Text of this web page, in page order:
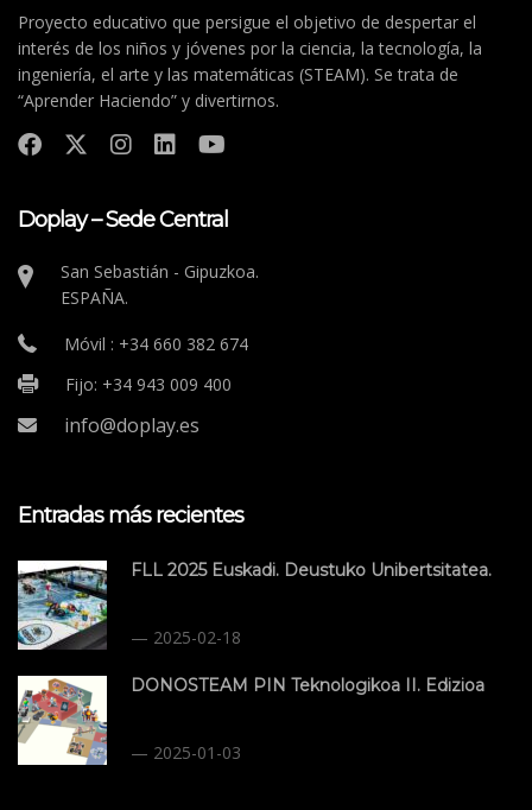
Proyecto educativo que persigue el objetivo de despertar el
interés de los niños y jóvenes por la ciencia, la tecnología, la
ingeniería, el arte y las matemáticas (STEAM). Se trata de
“Aprender Haciendo” y divertirnos.
Doplay – Sede Central
San Sebastián - Gipuzkoa.
ESPAÑA.
Móvil : +34 660 382 674
Fijo: +34 943 009 400
info@doplay.es
Entradas más recientes
FLL 2025 Euskadi. Deustuko Unibertsitatea.
2025-02-18
DONOSTEAM PIN Teknologikoa II. Edizioa
2025-01-03